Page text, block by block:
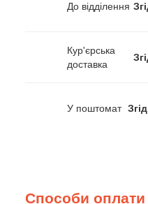
До відділення
Кур'єрська
доставка
У поштомат
Способи оплати